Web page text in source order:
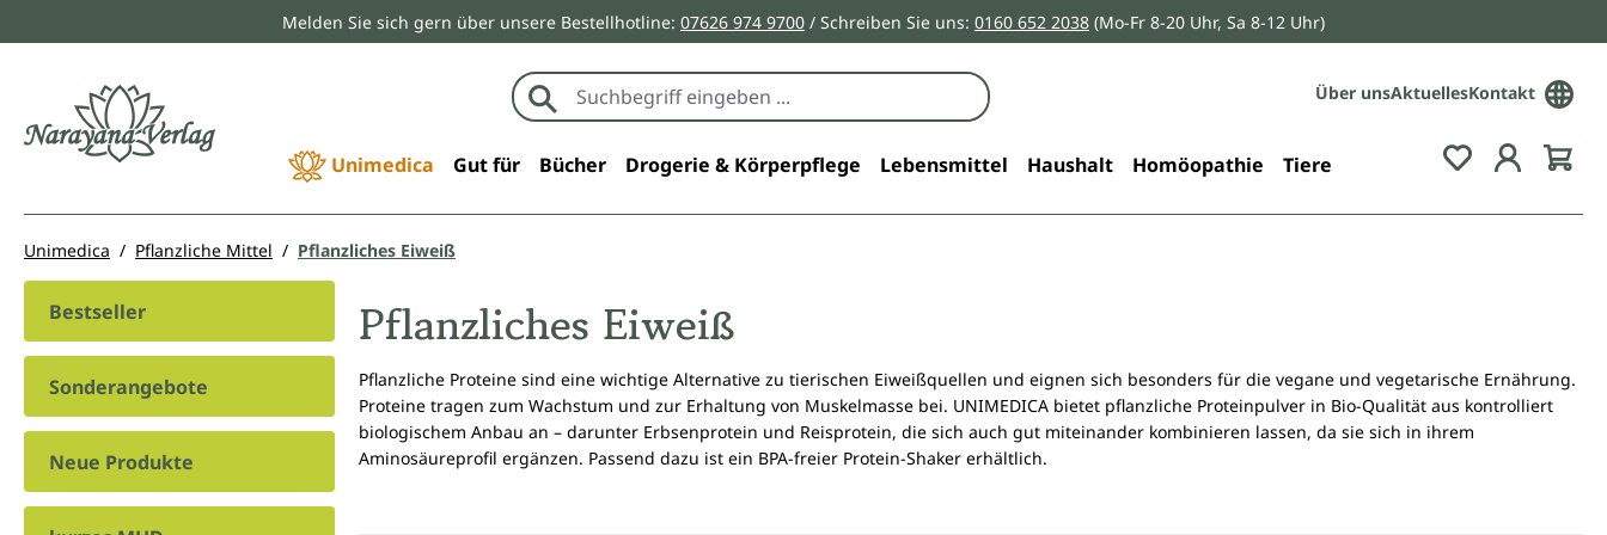
Zur Hauptnavigation springenMelden Sie sich gern über unsere Bestellhotline: 07626 974 9700 / Schreiben Sie uns: 0160 652 2038 (Mo-Fr 8-20 Uhr, Sa 8-12 Uhr)
Über unsAktuellesKontakt
Unimedica Gut für Bücher Drogerie & Körperpflege Lebensmittel Haushalt Homöopathie Tiere Du hast 0
Unimedica Pflanzliche Mittel Pflanzliches Eiweiß
Bestseller
Sonderangebote
Neue Produkte
Pflanzliches Eiweiß
Pflanzliche Proteine sind eine wichtige Alternative zu tierischen Eiweißquellen und eignen sich besonders für die vegane und vegetarische Ernährung.
Proteine tragen zum Wachstum und zur Erhaltung von Muskelmasse bei. UNIMEDICA bietet pflanzliche Proteinpulver in Bio-Qualität aus kontrolliert
biologischem Anbau an – darunter Erbsenprotein und Reisprotein, die sich auch gut miteinander kombinieren lassen, da sie sich in ihrem
Aminosäureprofil ergänzen. Passend dazu ist ein BPA-freier Protein-Shaker erhältlich.